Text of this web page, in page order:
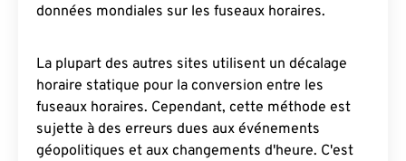
données mondiales sur les fuseaux horaires.
La plupart des autres sites utilisent un décalage
horaire statique pour la conversion entre les
fuseaux horaires. Cependant, cette méthode est
sujette à des erreurs dues aux événements
géopolitiques et aux changements d'heure. C'est